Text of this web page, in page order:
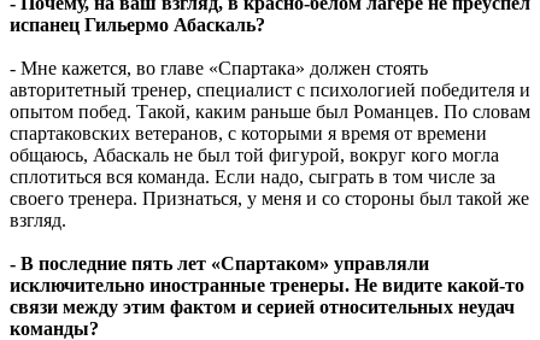
испанец Гильермо Абаскаль?
- Мне кажется, во главе «Спартака» должен стоять
авторитетный тренер, специалист с психологией победителя и
опытом побед. Такой, каким раньше был Романцев. По словам
спартаковских ветеранов, с которыми я время от времени
общаюсь, Абаскаль не был той фигурой, вокруг кого могла
сплотиться вся команда. Если надо, сыграть в том числе за
своего тренера. Признаться, у меня и со стороны был такой же
взгляд.
- В последние пять лет «Спартаком» управляли
исключительно иностранные тренеры. Не видите какой-то
связи между этим фактом и серией относительных неудач
команды?